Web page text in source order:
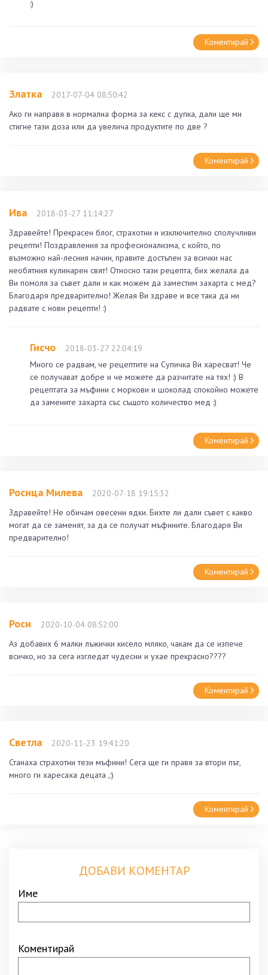
:)
Коментирай
Златка
2017-07-04 08:50:42
Ако ги направя в нормална форма за кекс с дупка, дали ще ми
стигне тази доза или да увелича продуктите по две ?
Коментирай
Ива
2018-03-27 11:14:27
Здравейте! Прекрасен блог, страхотни и изключително сполучливи
рецепти! Поздравления за професионализма, с който, по
възможно най-лесния начин, правите достъпен за всички нас
необятния кулинарен свят! Относно тази рецепта, бих желала да
Ви помоля за съвет дали и как можем да заместим захарта с мед?
Благодаря предварително! Желая Ви здраве и все така да ни
радвате с нови рецепти! :)
Гисчо
2018-03-27 22:04:19
Много се радвам, че рецептите на Супичка Ви харесват! Че
се получават добре и че можете да разчитате на тях! :) В
рецептата за мъфини с моркови и шоколад спокойно можете
да замените захарта със същото количество мед :)
Коментирай
Росица Милева
2020-07-18 19:15:32
Здравейте! Не обичам овесени ядки. Бихте ли дали съвет с какво
могат да се заменят, за да се получат мъфините. Благодаря Ви
предварително!
Коментирай
Роси
2020-10-04 08:52:00
Аз добавих 6 малки лъжички кисело мляко, чакам да се изпече
всичко, но за сега изгледат чудесни и ухае прекрасно????
Коментирай
Светла
2020-11-23 19:41:20
Станаха страхотни тези мъфини! Сега ще ги правя за втори път,
много ги харесаха децата ,:)
Коментирай
ДОБАВИ КОМЕНТАР
Име
Коментирай